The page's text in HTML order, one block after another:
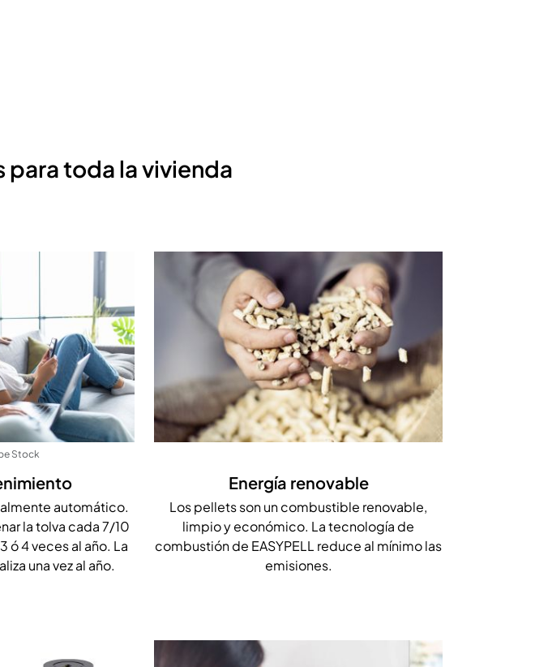
toda la vivienda
Stock
automático.
la tolva cada 7/10
ó 4 veces al año. La
una vez al año.
Energía renovable
Los pellets son un combustible renovable,
limpio y económico. La tecnología de
combustión de EASYPELL reduce al mínimo las
emisiones.